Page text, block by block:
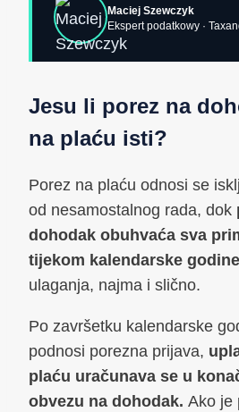
Maciej Szewczyk
Ekspert podatkowy ·
Jesu li porez na
na plaću isti?
Porez na plaću odnosi se
od nesamostalnog rada, dok
dohodak obuhvaća sva
tijekom kalendarske godine
ulaganja, najma i slično.
Po završetku kalendarske
podnosi porezna prijava,
plaću uračunava se u
obvezu na dohodak. Ako je